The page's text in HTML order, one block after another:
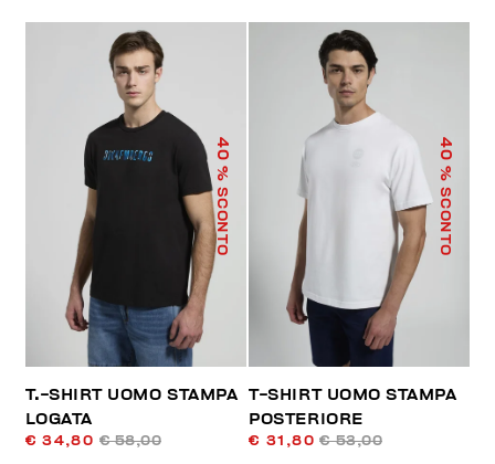
40
% SCONTO
T.-SHIRT UOMO STAMPA
LOGATA
€ 34,80 € 58,00
40
% SCONTO
T-SHIRT UOMO STAMPA
POSTERIORE
€ 31,80 € 53,00